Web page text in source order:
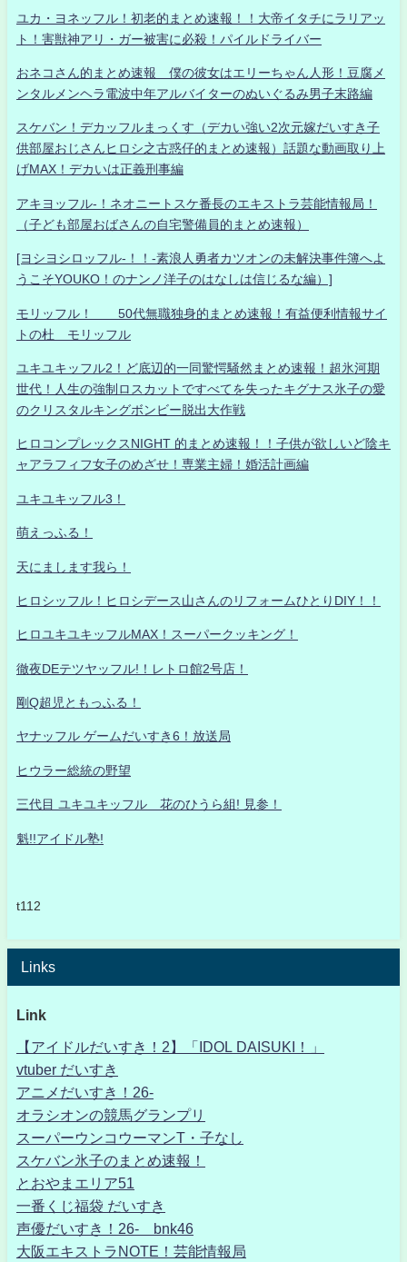
ユカ・ヨネッフル！初老的まとめ速報！！大帝イタチにラリアッ
ト！害獣神アリ・ガー被害に必殺！パイルドライバー
おネコさん的まとめ速報 僕の彼女はエリーちゃん人形！豆腐メ
ンタルメンヘラ電波中年アルバイターのぬいぐるみ男子末路編
スケバン！デカッフルまっくす（デカい強い2次元嫁だいすき子
供部屋おじさんヒロシ之古惑仔的まとめ速報）話題な動画取り上
げMAX！デカいは正義刑事編
アキヨッフル-！ネオニートスケ番長のエキストラ芸能情報局！
（子ども部屋おばさんの自宅警備員的まとめ速報）
[ヨシヨシロッフル-！！-素浪人勇者カツオンの未解決事件簿へよ
うこそYOUKO！のナンノ洋子のはなしは信じるな編）]
モリッフル！ 50代無職独身的まとめ速報！有益便利情報サイ
トの杜 モリッフル
ユキユキッフル2！ど底辺的一同驚愕騒然まとめ速報！超氷河期
世代！人生の強制ロスカットですべてを失ったキグナス氷子の愛
のクリスタルキングボンビー脱出大作戦
ヒロコンプレックスNIGHT 的まとめ速報！！子供が欲しいど陰キ
ャアラフィフ女子のめざせ！専業主婦！婚活計画編
ユキユキッフル3！
萌えっふる！
天にまします我ら！
ヒロシッフル！ヒロシデース山さんのリフォームひとりDIY！！
ヒロユキユキッフルMAX！スーパークッキング！
徹夜DEテツヤッフル!！レトロ館2号店！
剛Q超児ともっふる！
ヤナッフル ゲームだいすき6！放送局
ヒウラー総統の野望
三代目 ユキユキッフル 花のひうら組! 見参！
魁!!アイドル塾!
t112
Links
Link
【アイドルだいすき！2】「IDOL DAISUKI！」
vtuber だいすき
アニメだいすき！26-
オラシオンの競馬グランプリ
スーパーウンコウーマンT・子なし
スケバン氷子のまとめ速報！
とおやまエリア51
一番くじ福袋 だいすき
声優だいすき！26- bnk46
大阪エキストラNOTE！芸能情報局